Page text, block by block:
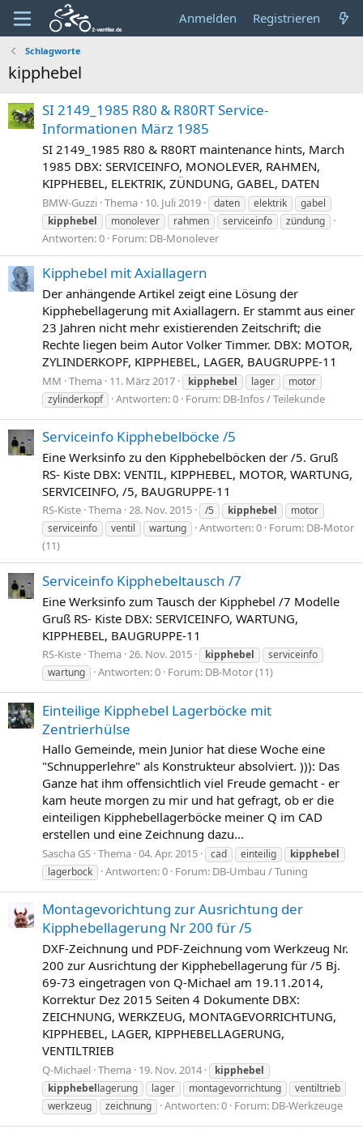
Anmelden Registrieren
Schlagworte
kipphebel
SI 2149_1985 R80 & R80RT Service-
Informationen März 1985
SI 2149_1985 R80 & R80RT maintenance hints, March
1985 DBX: SERVICEINFO, MONOLEVER, RAHMEN,
KIPPHEBEL, ELEKTRIK, ZÜNDUNG, GABEL, DATEN
BMW-Guzzi Thema 10. Juli 2019 daten elektrik
gabel
kipphebel
monolever rahmen serviceinfo zündung
Antworten: 0 Forum: DB-Monolever
Kipphebel mit Axiallagern
Der anhängende Artikel zeigt eine Lösung der
Kipphebellagerung mit Axiallagern. Er stammt aus einer
23 Jahren nicht mehr existierenden Zeitschrift; die
Rechte liegen beim Autor Volker Timmer. DBX: MOTOR,
ZYLINDERKOPF, KIPPHEBEL, LAGER, BAUGRUPPE-11
MM Thema 11. März 2017 kipphebel lager
motor
zylinderkopf
Antworten: 0 Forum: DB-Infos / Teilekunde
Serviceinfo Kipphebelböcke /5
Eine Werksinfo zu den Kipphebelböcken der /5. Gruß
RS- Kiste DBX: VENTIL, KIPPHEBEL, MOTOR, WARTUNG,
SERVICEINFO, /5, BAUGRUPPE-11
RS-Kiste Thema 28. Nov. 2015 /5 kipphebel
motor
serviceinfo
ventil wartung Antworten: 0 Forum: DB-Motor
(11)
Serviceinfo Kipphebeltausch /7
Eine Werksinfo zum Tausch der Kipphebel /7 Modelle
Gruß RS- Kiste DBX: SERVICEINFO, WARTUNG,
KIPPHEBEL, BAUGRUPPE-11
RS-Kiste Thema 26. Nov. 2015 kipphebel
serviceinfo
wartung
Antworten: 0 Forum: DB-Motor (11)
Einteilige Kipphebel Lagerböcke mit
Zentrierhülse
Hallo Gemeinde, mein Junior hat diese Woche eine
"Schnupperlehre" als Konstrukteur absolviert. ))): Das
Ganze hat ihm offensichtlich viel Freude gemacht - er
kam heute morgen zu mir und hat gefragt, ob er die
einteiligen Kipphebellagerböcke meiner Q im CAD
erstellen und eine Zeichnung dazu...
Sascha GS Thema 04. Apr. 2015 cad einteilig
kipphebel
lagerbock
Antworten: 0 Forum: DB-Umbau / Tuning
Montagevorichtung zur Ausrichtung der
Kipphebellagerung Nr 200 für /5
DXF-Zeichnung und PDF-Zeichnung vom Werkzeug Nr.
200 zur Ausrichtung der Kipphebellagerung für /5 Bj.
69-73 eingetragen von Q-Michael am 19.11.2014,
Korrektur Dez 2015 Seiten 4 Dokumente DBX:
ZEICHNUNG, WERKZEUG, MONTAGEVORRICHTUNG,
KIPPHEBEL, LAGER, KIPPHEBELLAGERUNG,
VENTILTRIEB
Q-Michael Thema 19. Nov. 2014
kipphebel
kipphebellagerung lager montagevorrichtung
ventiltrieb
werkzeug
zeichnung Antworten: 0 Forum: DB-Werkzeuge